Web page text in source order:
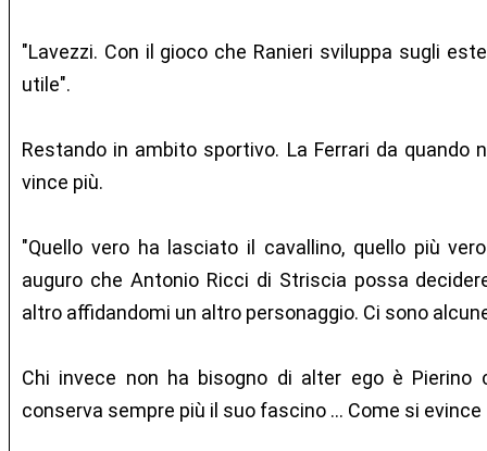
"Lavezzi. Con il gioco che Ranieri sviluppa sugli
utile".
Restando in ambito sportivo. La Ferrari da quando
vince più.
"Quello vero ha lasciato il cavallino, quello più
auguro che Antonio Ricci di Striscia possa
altro affidandomi un altro personaggio. Ci sono
Chi invece non ha bisogno di alter ego è Pierino
conserva sempre più il suo fascino … Come si evince